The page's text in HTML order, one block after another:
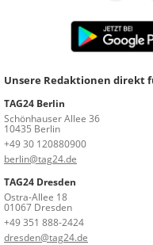
Unsere Redaktionen direkt
TAG24 Berlin
Schönhauser Allee 36
10435 Berlin
+49 30 120880900
berlin@tag24.de
TAG24 Dresden
Ostra-Allee 18
01067 Dresden
+49 351 888-2424
dresden@tag24.de